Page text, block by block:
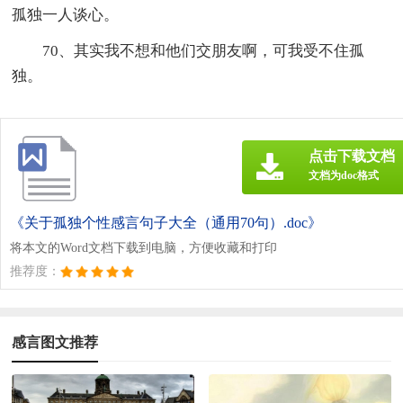
孤独一人谈心。
70、其实我不想和他们交朋友啊，可我受不住孤
独。
《关于孤独个性感言句子大全（通用70句）.doc》
将本文的Word文档下载到电脑，方便收藏和打印
推荐度：
点击下载文档
文档为doc格式
感言图文推荐